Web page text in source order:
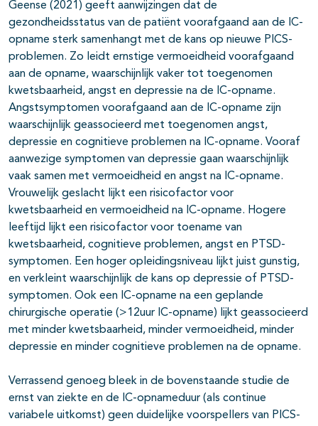
Geense (2021) geeft aanwijzingen dat de
gezondheidsstatus van de patiënt voorafgaand aan de IC-
opname sterk samenhangt met de kans op nieuwe PICS-
problemen. Zo leidt ernstige vermoeidheid voorafgaand
aan de opname, waarschijnlijk vaker tot toegenomen
kwetsbaarheid, angst en depressie na de IC-opname.
Angstsymptomen voorafgaand aan de IC-opname zijn
waarschijnlijk geassocieerd met toegenomen angst,
depressie en cognitieve problemen na IC-opname. Vooraf
aanwezige symptomen van depressie gaan waarschijnlijk
vaak samen met vermoeidheid en angst na IC-opname.
Vrouwelijk geslacht lijkt een risicofactor voor
kwetsbaarheid en vermoeidheid na IC-opname. Hogere
leeftijd lijkt een risicofactor voor toename van
kwetsbaarheid, cognitieve problemen, angst en PTSD-
symptomen. Een hoger opleidingsniveau lijkt juist gunstig,
en verkleint waarschijnlijk de kans op depressie of PTSD-
symptomen. Ook een IC-opname na een geplande
chirurgische operatie (>12uur IC-opname) lijkt geassocieerd
met minder kwetsbaarheid, minder vermoeidheid, minder
depressie en minder cognitieve problemen na de opname.
Verrassend genoeg bleek in de bovenstaande studie de
ernst van ziekte en de IC-opnameduur (als continue
variabele uitkomst) geen duidelijke voorspellers van PICS-